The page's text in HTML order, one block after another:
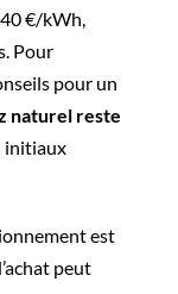
€/kWh,
Pour
pour un
naturel reste
initiaux
est
peut